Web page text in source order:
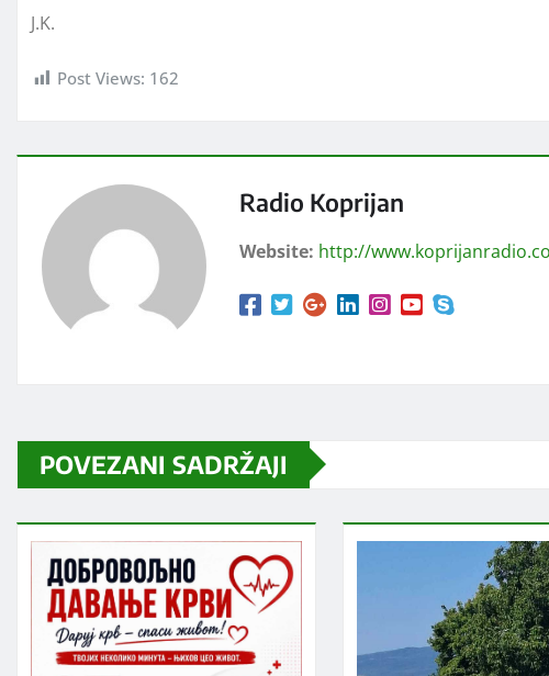
J.K.
Post Views: 162
Radio Koprijan
Website: http://
POVEZANI SADRŽAJI